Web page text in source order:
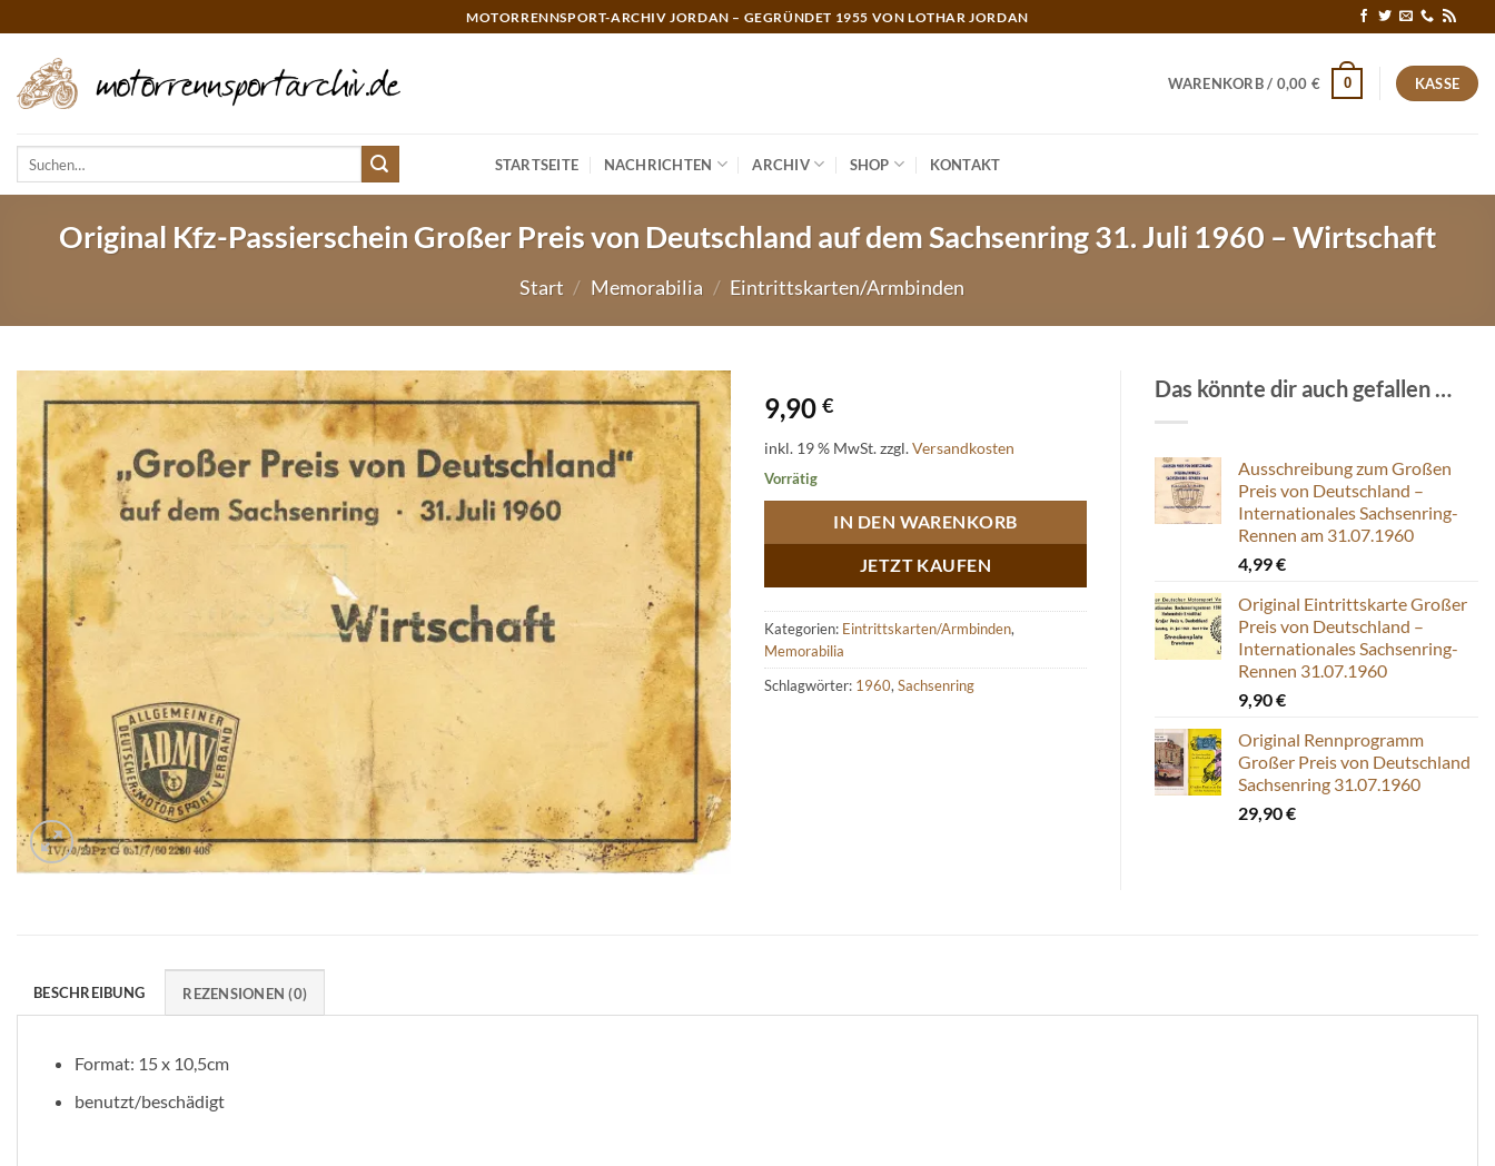
Inhalt
springen
MOTORRENNSPORT-ARCHIV JORDAN – GEGRÜNDET 1955 VON LOTHAR JORDAN
WARENKORB / 0,00 € 0 KASSE
STARTSEITE NACHRICHTEN ARCHIV SHOP KONTAKT
Original Kfz-Passierschein Großer Preis von Deutschland auf dem Sachsenring 31. Juli 1960 – Wirtschaft
Start / Memorabilia / Eintrittskarten/Armbinden
9,90 €
inkl. 19 % MwSt.zzgl.Versandkosten
Vorrätig
IN DEN WARENKORB
JETZT KAUFEN
Kategorien: Eintrittskarten/Armbinden,
Memorabilia
Schlagwörter: 1960, Sachsenring
Das könnte dir auch gefallen …
Ausschreibung zum Großen
Preis von Deutschland –
Internationales Sachsenring-
Rennen am 31.07.1960
4,99€
Original Eintrittskarte Großer
Preis von Deutschland –
Internationales Sachsenring-
Rennen 31.07.1960
9,90€
Original Rennprogramm
Großer Preis von Deutschland
Sachsenring 31.07.1960
29,90€
BESCHREIBUNG REZENSIONEN (0)
Format: 15 x 10,5cm
benutzt/beschädigt